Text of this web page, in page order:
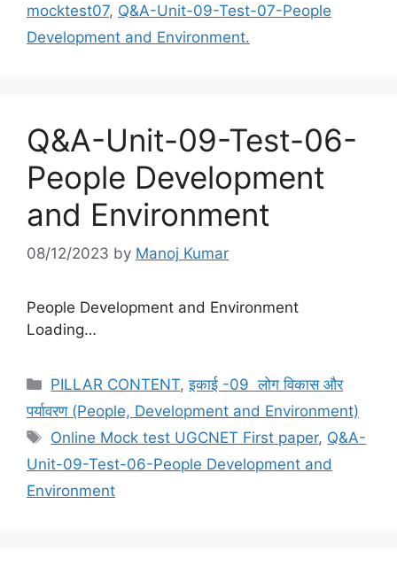
mocktest07, Q&A-Unit-09-Test-07-People
Development and Environment.
Q&A-Unit-09-Test-06-
People Development
and Environment
08/12/2023 by Manoj Kumar
People Development and Environment
Loading…
Categories
PILLAR CONTENT,इकाई -09 लोग विकास और
पर्यावरण (People, Development and Environment)
Tags
Online Mock test UGCNET First paper, Q&A-
Unit-09-Test-06-People Development and
Environment